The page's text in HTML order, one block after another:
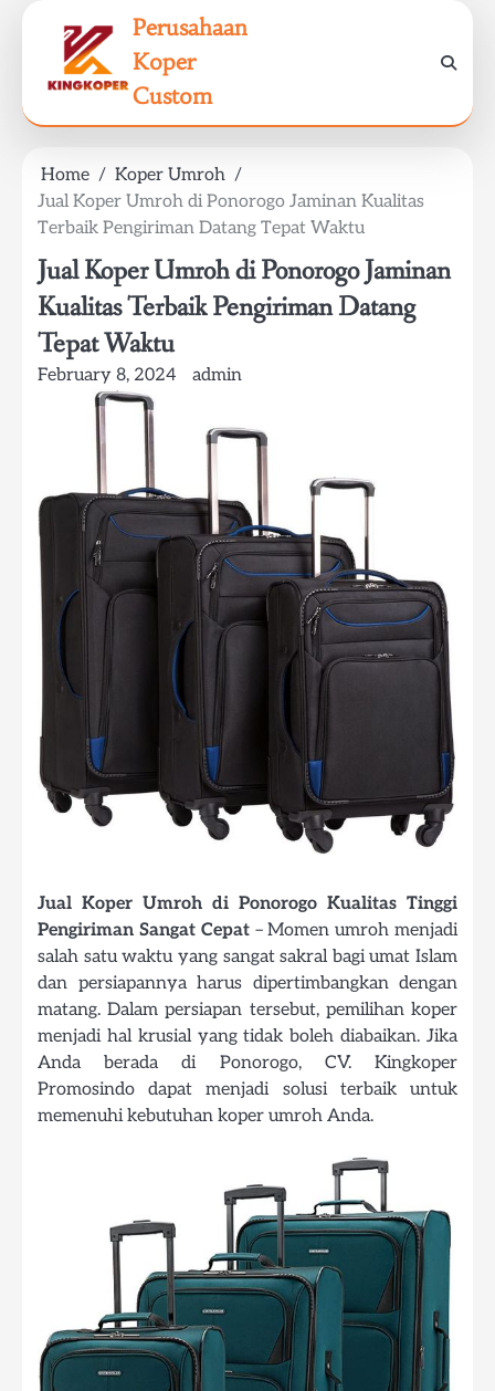
Perusahaan
Koper
Custom
Home
Koper Umroh
Jual Koper Umroh di Ponorogo Jaminan Kualitas
Terbaik Pengiriman Datang Tepat Waktu
Jual Koper Umroh di Ponorogo Jaminan
Kualitas Terbaik Pengiriman Datang
Tepat Waktu
February 8, 2024 admin
Jual Koper Umroh di Ponorogo Kualitas Tinggi
Pengiriman Sangat Cepat– Momen umroh menjadi
salah satu waktu yang sangat sakral bagi umat Islam
dan persiapannya harus dipertimbangkan dengan
matang. Dalam persiapan tersebut, pemilihan koper
menjadi hal krusial yang tidak boleh diabaikan. Jika
Anda berada di Ponorogo, CV. Kingkoper
Promosindo dapat menjadi solusi terbaik untuk
memenuhi kebutuhan koper umroh Anda.